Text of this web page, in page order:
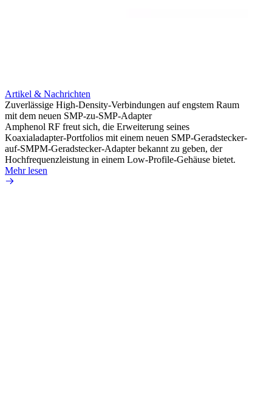
Artikel & Nachrichten
Zuverlässige High-Density-Verbindungen auf engstem Raum
mit dem neuen SMP-zu-SMP-Adapter
Amphenol RF freut sich, die Erweiterung seines
Koaxialadapter-Portfolios mit einem neuen SMP-Geradstecker-
auf-SMPM-Geradstecker-Adapter bekannt zu geben, der
Hochfrequenzleistung in einem Low-Profile-Gehäuse bietet.
Mehr lesen